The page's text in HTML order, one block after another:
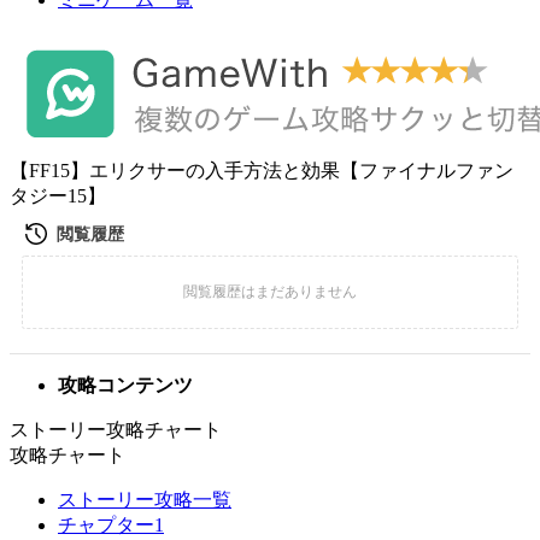
【FF15】エリクサーの入手方法と効果【ファイナルファン
タジー15】
攻略コンテンツ
ストーリー攻略チャート
攻略チャート
ストーリー攻略一覧
チャプター1